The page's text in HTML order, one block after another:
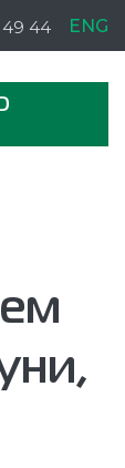
44 ENG